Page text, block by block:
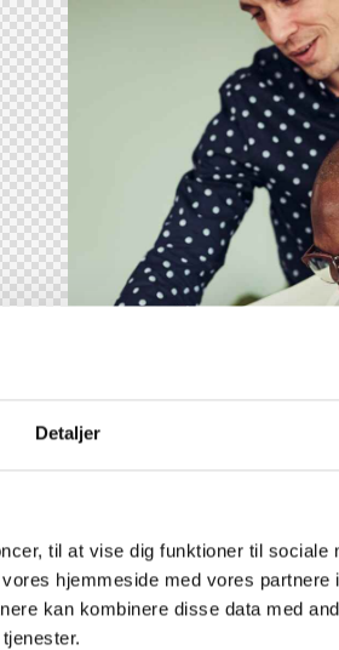
Detaljer
til at vise dig funktioner til sociale
hjemmeside med vores partnere
kan kombinere disse data med